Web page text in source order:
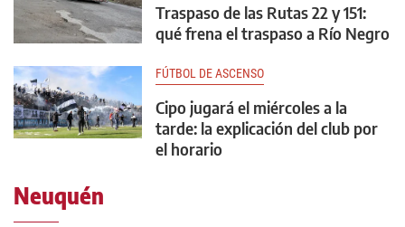
Traspaso de las Rutas 22 y 151:
qué frena el traspaso a Río Negro
FÚTBOL DE ASCENSO
Cipo jugará el miércoles a la
tarde: la explicación del club por
el horario
Neuquén